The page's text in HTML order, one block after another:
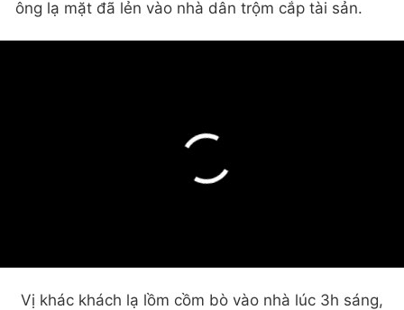
ông lạ mặt đã lẻn vào nhà dân trộm cắp tài sản.
Vị khác khách lạ lồm cồm bò vào nhà lúc 3h sáng,